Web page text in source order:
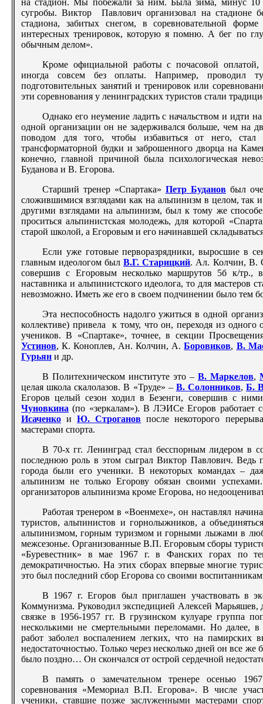
на стадион. Мы побежали за ним. Была зима, минус 10
сугробы. Виктор Павлович организовал на стадионе
стадиона, забитых снегом, в соревновательной
интересных тренировок, которую я помню. А бег по
обычным делом».
Кроме официальной работы с почасовой
иногда совсем без оплаты. Например, проводил
подготовительных занятий и тренировок или
эти соревнования у ленинградских туристов стали
Однако его неумение ладить с начальством и идти
одной организации он не задерживался больше, чем на
поводом для того, чтобы избавиться от него, стал
трансформаторной будки и заброшенного дворца на
конечно, главной причиной была психологическая
Буданова и В. Егорова.
Старший тренер «Спартака» Петр Буданов был
сложившимися взглядами как на альпинизм в целом, так
другими взглядами на альпинизм, был к тому же
проситься альпинистская молодежь, для которой
старой школой, а Егоровым и его начинавшей
Если уже готовые перворазрядники, выросшие в
главным идеологом былВ.Г. Старицкий. Ал. Колчин, В.
совершив с Егоровым несколько маршрутов 5б к/тр.,
наставника и альпинистского идеолога, то для мастеров
невозможно. Иметь же его в своем подчинении было тем
Эта неспособность надолго ужиться в одной
коллективе) привела к тому, что он, переходя из одного
учеников. В «Спартаке», точнее, в секции
Устинов, К. Коноплев, Ан. Колчин, А.Боровиков, В.
Гурьян и др.
В Политехническом институте это – В. Маркелов,
целая школа скалолазов. В «Труде» – В. Солонников,Б.
Егоров целый сезон ходил в Безенги, совершив с
Чуновкина (по «зеркалам»). В ЛЭИСе Егоров работает
Исаченко иЮ. Строганов после некоторого
мастерами спорта.
В 70-х гг. Ленинград стал бесспорным лидером в
последнюю роль в этом сыграл Виктор Павлович. Ведь
города были его ученики. В некоторых командах –
альпинизм не только Егорову обязан своими
организаторов альпинизма кроме Егорова, но
Работая тренером в «Военмехе», он наставлял
туристов, альпинистов и горнолыжников, а
альпинизмом, горным туризмом и горными лыжами в
межсезонье. Организованные В.П. Егоровым сборы
«Буревестник» в мае 1967 г. в Фанских горах по
демократичностью. На этих сборах впервые многие
это был последний сбор Егорова со своими
В 1967 г. Егоров был приглашен участвовать в
Коммунизма. Руководил экспедицией Алексей Марьяшев,
связке в 1956-1957 гг. В грузинском кулуаре группа
несколькими не смертельными переломами. Но далее, в
работ заболел воспалением легких, что на памирских
недостаточностью. Только через несколько дней он все
было поздно… Он скончался от острой сердечной
В память о замечательном тренере осенью
соревнования «Мемориал В.П. Егорова». В числе
ученики, ставшие позже заслуженными мастерами